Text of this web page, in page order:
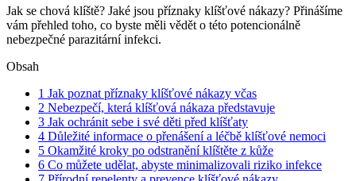
Jak se chová klíště? Jaké jsou příznaky klíšťové⁤ nákazy? Přinášíme
vám přehled toho, co byste měli ‌vědět o této potencionálně
nebezpečné ⁢parazitární infekci.
Obsah
1 Jak poznat příznaky klíšťové nákazy včas
2 Nebezpečí, která klíšťová⁤ nákaza představuje
3 Jak ochránit sebe i své děti před klíšťaty
4 Důležité informace o přenášení a léčbě klíšťové nemoci
5 Okamžité kroky ‍po odstranění klíštěte ‌z kůže
6 Co ‌můžete udělat, abyste minimalizovali riziko infekce